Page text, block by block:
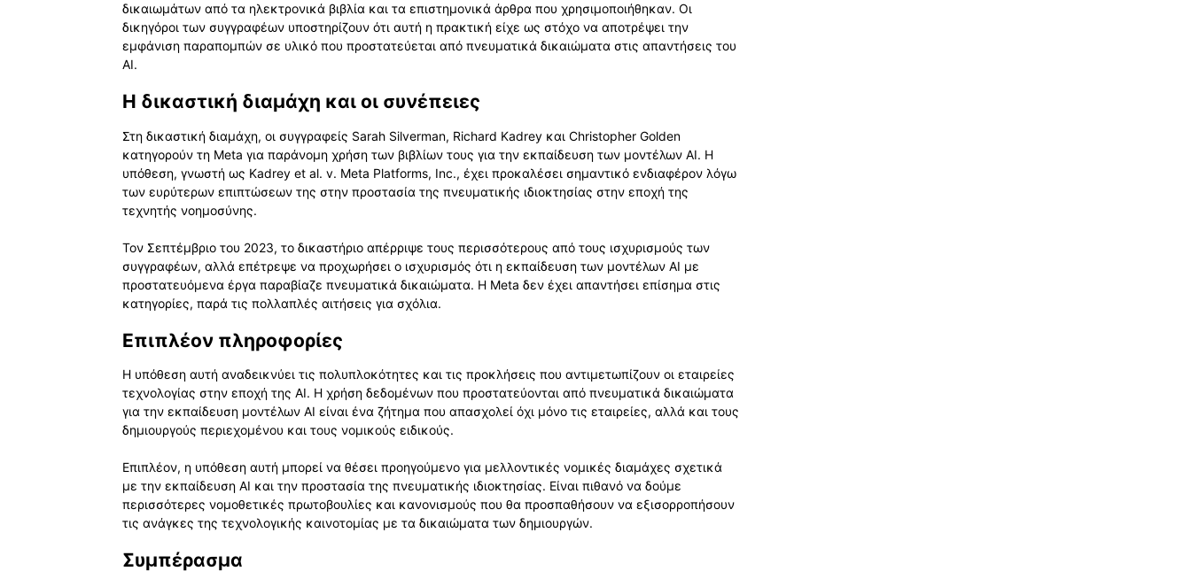
δικαιωμάτων από τα ηλεκτρονικά βιβλία και τα επιστημονικά άρθρα που χρησιμοποιήθηκαν. Οι
δικηγόροι των συγγραφέων υποστηρίζουν ότι αυτή η πρακτική είχε ως στόχο να αποτρέψει την
εμφάνιση παραπομπών σε υλικό που προστατεύεται από πνευματικά δικαιώματα στις απαντήσεις του
AI.
Η δικαστική διαμάχη και οι συνέπειες
Στη δικαστική διαμάχη, οι συγγραφείς Sarah Silverman, Richard Kadrey και Christopher Golden
κατηγορούν τη Meta για παράνομη χρήση των βιβλίων τους για την εκπαίδευση των μοντέλων AI. Η
υπόθεση, γνωστή ως Kadrey et al. v. Meta Platforms, Inc., έχει προκαλέσει σημαντικό ενδιαφέρον λόγω
των ευρύτερων επιπτώσεων της στην προστασία της πνευματικής ιδιοκτησίας στην εποχή της
τεχνητής νοημοσύνης.
Τον Σεπτέμβριο του 2023, το δικαστήριο απέρριψε τους περισσότερους από τους ισχυρισμούς των
συγγραφέων, αλλά επέτρεψε να προχωρήσει ο ισχυρισμός ότι η εκπαίδευση των μοντέλων AI με
προστατευόμενα έργα παραβίαζε πνευματικά δικαιώματα. Η Meta δεν έχει απαντήσει επίσημα στις
κατηγορίες, παρά τις πολλαπλές αιτήσεις για σχόλια.
Επιπλέον πληροφορίες
Η υπόθεση αυτή αναδεικνύει τις πολυπλοκότητες και τις προκλήσεις που αντιμετωπίζουν οι εταιρείες
τεχνολογίας στην εποχή της AI. Η χρήση δεδομένων που προστατεύονται από πνευματικά δικαιώματα
για την εκπαίδευση μοντέλων AI είναι ένα ζήτημα που απασχολεί όχι μόνο τις εταιρείες, αλλά και τους
δημιουργούς περιεχομένου και τους νομικούς ειδικούς.
Επιπλέον, η υπόθεση αυτή μπορεί να θέσει προηγούμενο για μελλοντικές νομικές διαμάχες σχετικά
με την εκπαίδευση AI και την προστασία της πνευματικής ιδιοκτησίας. Είναι πιθανό να δούμε
περισσότερες νομοθετικές πρωτοβουλίες και κανονισμούς που θα προσπαθήσουν να εξισορροπήσουν
τις ανάγκες της τεχνολογικής καινοτομίας με τα δικαιώματα των δημιουργών.
Συμπέρασμα